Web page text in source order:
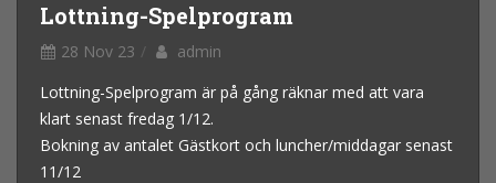
Lottning-Spelprogram
28 Nov 23
admin
Lottning-Spelprogram är på gång räknar med att vara
klart senast fredag 1/12.
Bokning av antalet Gästkort och luncher/middagar senast
11/12